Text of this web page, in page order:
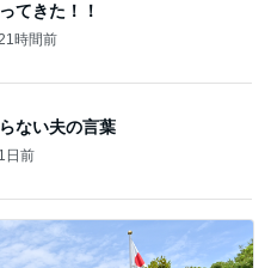
てきた！！
時間前
ない夫の言葉
1日前